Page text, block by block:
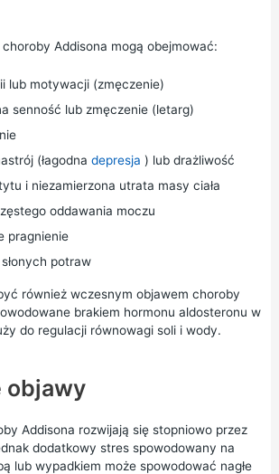
Addisona mogą obejmować:
lub motywacji (zmęczenie)
senność lub zmęczenie (letarg)
(łagodna depresja ) lub drażliwość
i niezamierzona utrata masy ciała
oddawania moczu
pragnienie
potraw
również wczesnym objawem choroby
brakiem hormonu aldosteronu w
do regulacji równowagi soli i wody.
objawy
Addisona rozwijają się stopniowo przez
dodatkowy stresspowodowany na
lub wypadkiem może spowodować nagłe